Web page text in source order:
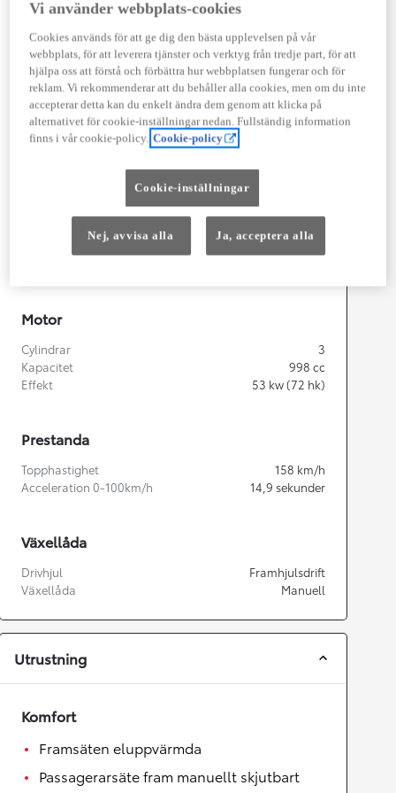
Width
1 740mm
4,8
Euro Class
EURO 6
Motor
Cylindrar
3
Kapacitet
998 cc
Effekt
53 kw (72 hk)
Prestanda
Topphastighet 158 km/h
Acceleration 0-100km/h
14,9 sekunder
Växellåda
Drivhjul
Framhjulsdrift
Växellåda
Manuell
Utrustning
Komfort
Framsäten eluppvärmda
Passagerarsäte fram manuellt skjutbart
Vi använder webbplats-cookies
Cookies används för att ge dig den bästa upplevelsen på vår
webbplats, för att leverera tjänster och verktyg från tredje part, för att
hjälpa oss att förstå och förbättra hur webbplatsen fungerar och för
reklam. Vi rekommenderar att du behåller alla cookies, men om du inte
accepterar detta kan du enkelt ändra dem genom att klicka på
alternativet för cookie-inställningar nedan. Fullständig information
finns i vår cookie-policy. Cookie-policy
Cookie-inställningar
Nej, avvisa alla Ja, acceptera alla